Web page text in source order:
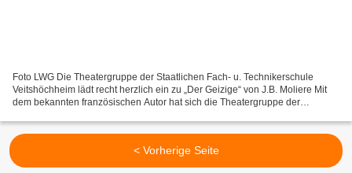
Foto LWG Die Theatergruppe der Staatlichen Fach- u. Technikerschule
Veitshöchheim lädt recht herzlich ein zu „Der Geizige“ von J.B. Moliere Mit
dem bekannten französischen Autor hat sich die Theatergruppe der
< Vorherige Seite